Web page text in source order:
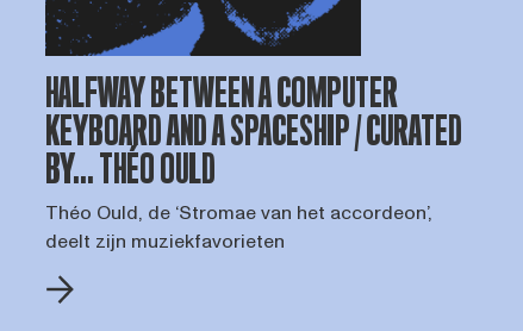
HALFWAY BETWEEN A COMPUTER
KEYBOARD AND A SPACESHIP / CURATED
BY... THÉO OULD
Théo Ould, de ‘Stromae van het accordeon’,
deelt zijn muziekfavorieten